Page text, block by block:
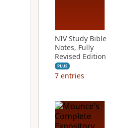
NIV Study Bible
Notes, Fully
Revised Edition
PLUS
7 entries